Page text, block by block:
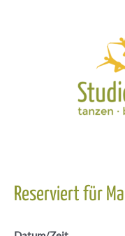
Reserviert für